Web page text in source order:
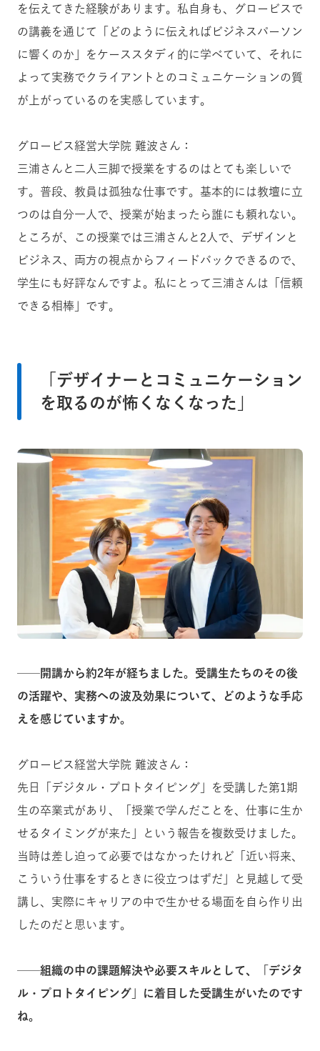
を伝えてきた経験があります。私自身も、グロービスで
の講義を通じて「どのように伝えればビジネスパーソン
に響くのか」をケーススタディ的に学べていて、それに
よって実務でクライアントとのコミュニケーションの質
が上がっているのを実感しています。
グロービス経営大学院 難波さん：
三浦さんと二人三脚で授業をするのはとても楽しいで
す。普段、教員は孤独な仕事です。基本的には教壇に立
つのは自分一人で、授業が始まったら誰にも頼れない。
ところが、この授業では三浦さんと2人で、デザインと
ビジネス、両方の視点からフィードバックできるので、
学生にも好評なんですよ。私にとって三浦さんは「信頼
できる相棒」です。
「デザイナーとコミュニケーション
を取るのが怖くなくなった」
──開講から約2年が経ちました。受講生たちのその後
の活躍や、実務への波及効果について、どのような手応
えを感じていますか。
グロービス経営大学院 難波さん：
先日「デジタル・プロトタイピング」を受講した第1期
生の卒業式があり、「授業で学んだことを、仕事に生か
せるタイミングが来た」という報告を複数受けました。
当時は差し迫って必要ではなかったけれど「近い将来、
こういう仕事をするときに役立つはずだ」と見越して受
講し、実際にキャリアの中で生かせる場面を自ら作り出
したのだと思います。
──組織の中の課題解決や必要スキルとして、「デジタ
ル・プロトタイピング」に着目した受講生がいたのです
ね。